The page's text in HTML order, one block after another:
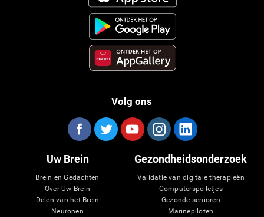
Volg ons
Uw Brein
Brein en Gedachten
Over Uw Brein
Delen van het Brein
Neuronen
Gezondheidsonderzoek
Validatie van digitale therapieën
Computerspelletjes
Gezonde senioren
Marinepiloten